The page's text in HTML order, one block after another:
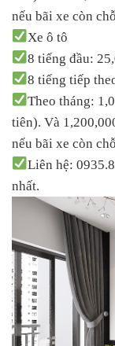
nếu bãi xe còn
Xe ô tô
8 tiếng đầu:
8 tiếng tiếp
Theo tháng:
tiên). Và
nếu bãi xe còn
Liên hệ:
nhất.